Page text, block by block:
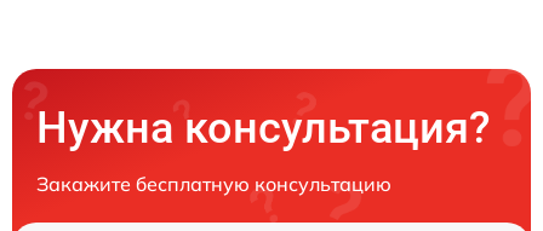
Нужна консультация?
Закажите бесплатную консультацию